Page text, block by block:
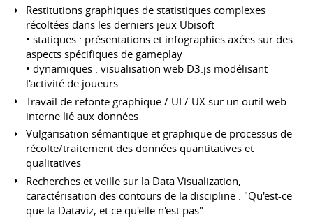
Restitutions graphiques de statistiques complexes
récoltées dans les derniers jeux Ubisoft
• statiques : présentations et infographies axées sur des
aspects spécifiques de gameplay
• dynamiques : visualisation web D3.js modélisant
l'activité de joueurs
Travail de refonte graphique / UI / UX sur un outil web
interne lié aux données
Vulgarisation sémantique et graphique de processus de
récolte/traitement des données quantitatives et
qualitatives
Recherches et veille sur la Data Visualization,
caractérisation des contours de la discipline : "Qu'est-ce
que la Dataviz, et ce qu'elle n'est pas"